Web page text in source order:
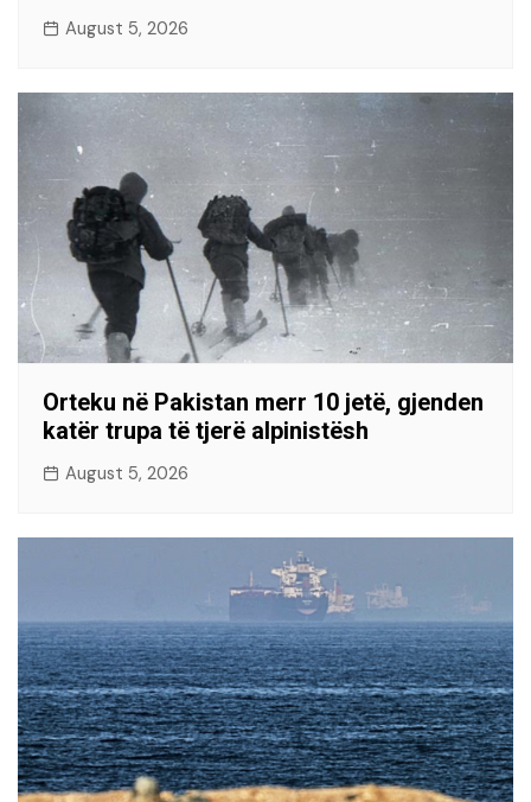
August 5, 2026
Orteku në Pakistan merr 10 jetë, gjenden
katër trupa të tjerë alpinistësh
August 5, 2026